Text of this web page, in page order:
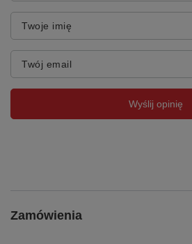
Twoje imię
Twój email
Wyślij opinię
Zamówienia